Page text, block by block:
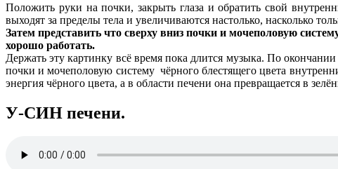
Положить руки на почки, закрыть глаза и обратить свой
выходят за пределы тела и увеличиваются настолько, насколько
Затем представить что сверху вниз почки и мочеполовую
хорошо работать.
Держать эту картинку всё время пока длится музыка. По
почки и мочеполовую систему чёрного блестящего цвета
энергия чёрного цвета, а в области печени она превращается в
У-СИН печени.